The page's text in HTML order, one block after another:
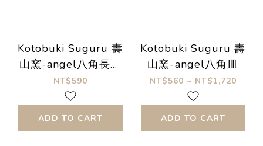
Kotobuki Suguru 壽
山窯-angel八角長方
皿
NT$590
ADD TO CART
Kotobuki Suguru 壽
山窯-angel八角皿
NT$560 ~ NT$1,720
ADD TO CART